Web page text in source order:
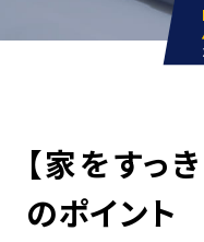
【家をすっ
のポイント